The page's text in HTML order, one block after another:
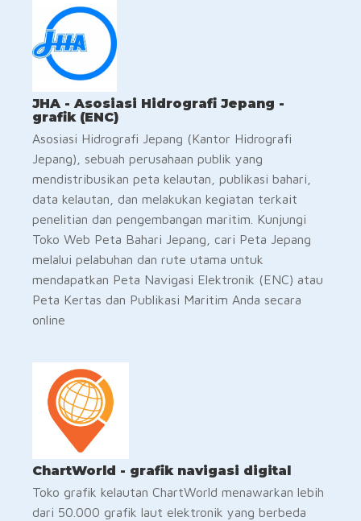
JHA - Asosiasi Hidrografi Jepang -
grafik (ENC)
Asosiasi Hidrografi Jepang (Kantor Hidrografi
Jepang), sebuah perusahaan publik yang
mendistribusikan peta kelautan, publikasi bahari,
data kelautan, dan melakukan kegiatan terkait
penelitian dan pengembangan maritim. Kunjungi
Toko Web Peta Bahari Jepang, cari Peta Jepang
melalui pelabuhan dan rute utama untuk
mendapatkan Peta Navigasi Elektronik (ENC) atau
Peta Kertas dan Publikasi Maritim Anda secara
online
ChartWorld - grafik navigasi digital
Toko grafik kelautan ChartWorld menawarkan lebih
dari 50.000 grafik laut elektronik yang berbeda